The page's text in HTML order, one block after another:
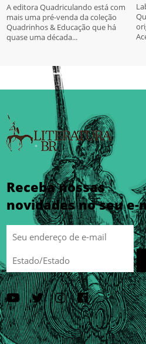
A editora Quadriculando está com
mais uma pré-venda da coleção
Quadrinhos & Educação que há
quase uma década...
Receba nossas
novidades no seu e-